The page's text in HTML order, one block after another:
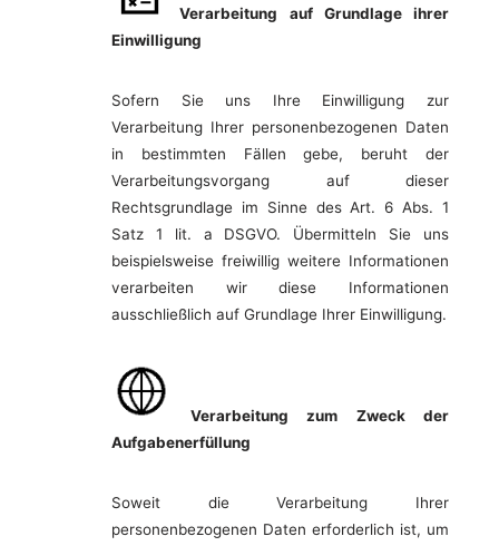
Verarbeitung auf Grundlage ihrer
Einwilligung
Sofern Sie uns Ihre Einwilligung zur
Verarbeitung Ihrer personenbezogenen Daten
in bestimmten Fällen gebe, beruht der
Verarbeitungsvorgang auf dieser
Rechtsgrundlage im Sinne des Art. 6 Abs. 1
Satz 1 lit. a DSGVO. Übermitteln Sie uns
beispielsweise freiwillig weitere Informationen
verarbeiten wir diese Informationen
ausschließlich auf Grundlage Ihrer Einwilligung.
Verarbeitung zum Zweck der
Aufgabenerfüllung
Soweit die Verarbeitung Ihrer
personenbezogenen Daten erforderlich ist, um